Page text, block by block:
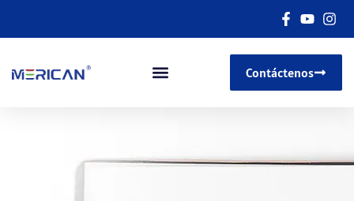
Contáctenos